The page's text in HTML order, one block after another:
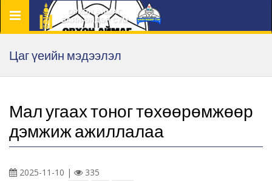
Цэс
Цаг үеийн мэдээлэл
Мал угаах тоног төхөөрөмжөөр
дэмжиж ажиллалаа
2025-11-10 |
335